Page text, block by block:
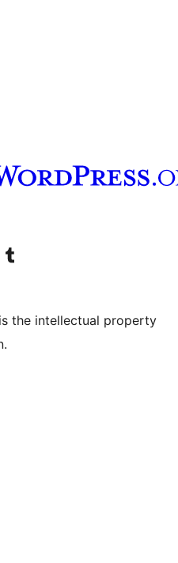
访问我们的 Tumblr 账号
the intellectual property